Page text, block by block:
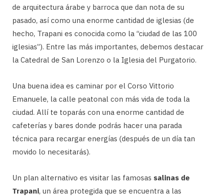
de arquitectura árabe y barroca que dan nota de su
pasado, así como una enorme cantidad de iglesias (de
hecho, Trapani es conocida como la “ciudad de las 100
iglesias”). Entre las más importantes, debemos destacar
la Catedral de San Lorenzo o la Iglesia del Purgatorio.
Una buena idea es caminar por el Corso Vittorio
Emanuele, la calle peatonal con más vida de toda la
ciudad. Allí te toparás con una enorme cantidad de
cafeterías y bares donde podrás hacer una parada
técnica para recargar energías (después de un día tan
movido lo necesitarás).
Un plan alternativo es visitar las famosas salinas de
Trapani, un área protegida que se encuentra a las